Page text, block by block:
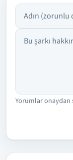
Adın
Yorumun
Yorumlar onaydan